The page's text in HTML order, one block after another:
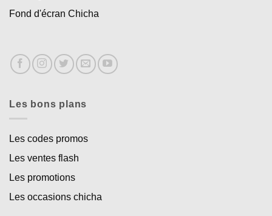
Fond d'écran Chicha
Les bons plans
Les codes promos
Les ventes flash
Les promotions
Les occasions chicha